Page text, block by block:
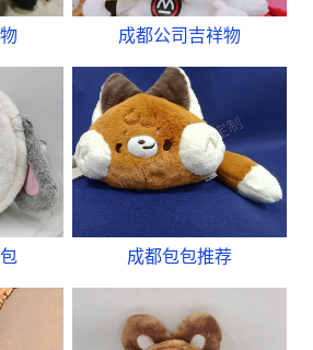
成都公司吉祥物
成都包包推荐